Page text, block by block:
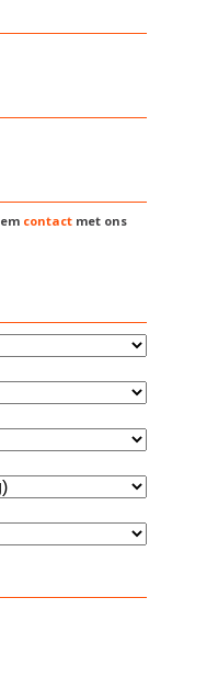
contact met ons